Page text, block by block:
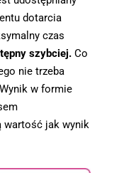
dotarcia
czas
szybciej. Co
nie trzeba
w formie
wartość jak wynik